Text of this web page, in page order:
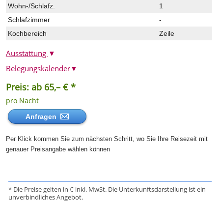
Wohn-/Schlafz.
1
Schlafzimmer
-
Kochbereich
Zeile
Ausstattung ▼
Preis: ab 65,– € *
pro Nacht
Anfragen
Per Klick kommen Sie zum nächsten Schritt, wo Sie Ihre Reisezeit mit
genauer Preisangabe wählen können
Belegungskalender▼
* Die Preise gelten in € inkl. MwSt. Die Unterkunftsdarstellung ist ein
unverbindliches Angebot.